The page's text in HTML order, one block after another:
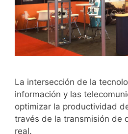
La intersección de la
información y las
optimizar la productividad
través de la transmisión de
real.